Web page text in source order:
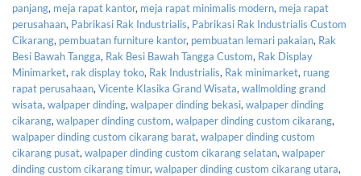
panjang, meja rapat kantor, meja rapat minimalis modern, meja rapat
perusahaan, Pabrikasi Rak Industrialis, Pabrikasi Rak Industrialis Custom
Cikarang, pembuatan furniture kantor, pembuatan lemari pakaian, Rak
Besi Bawah Tangga, Rak Besi Bawah Tangga Custom, Rak Display
Minimarket, rak display toko, Rak Industrialis, Rak minimarket, ruang
rapat perusahaan, Vicente Klasika Grand Wisata, wallmolding grand
wisata, walpaper dinding, walpaper dinding bekasi, walpaper dinding
cikarang, walpaper dinding custom, walpaper dinding custom cikarang,
walpaper dinding custom cikarang barat, walpaper dinding custom
cikarang pusat, walpaper dinding custom cikarang selatan, walpaper
dinding custom cikarang timur, walpaper dinding custom cikarang utara,